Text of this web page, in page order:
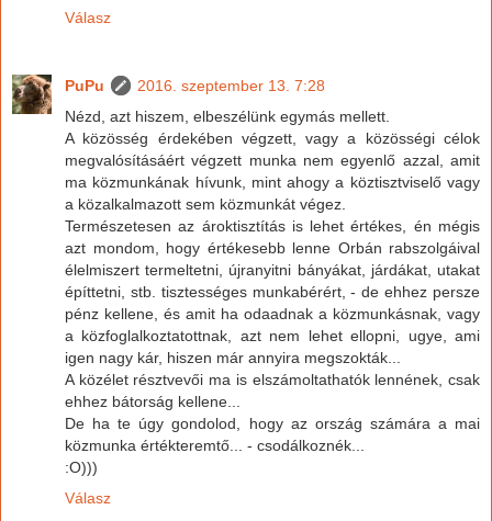
Válasz
PuPu
2016. szeptember 13. 7:28
Nézd, azt hiszem, elbeszélünk egymás mellett.
A közösség érdekében végzett, vagy a közösségi célok
megvalósításáért végzett munka nem egyenlő azzal, amit
ma közmunkának hívunk, mint ahogy a köztisztviselő vagy
a közalkalmazott sem közmunkát végez.
Természetesen az ároktisztítás is lehet értékes, én mégis
azt mondom, hogy értékesebb lenne Orbán rabszolgáival
élelmiszert termeltetni, újranyitni bányákat, járdákat, utakat
építtetni, stb. tisztességes munkabérért, - de ehhez persze
pénz kellene, és amit ha odaadnak a közmunkásnak, vagy
a közfoglalkoztatottnak, azt nem lehet ellopni, ugye, ami
igen nagy kár, hiszen már annyira megszokták...
A közélet résztvevői ma is elszámoltathatók lennének, csak
ehhez bátorság kellene...
De ha te úgy gondolod, hogy az ország számára a mai
közmunka értékteremtő... - csodálkoznék...
:O)))
Válasz